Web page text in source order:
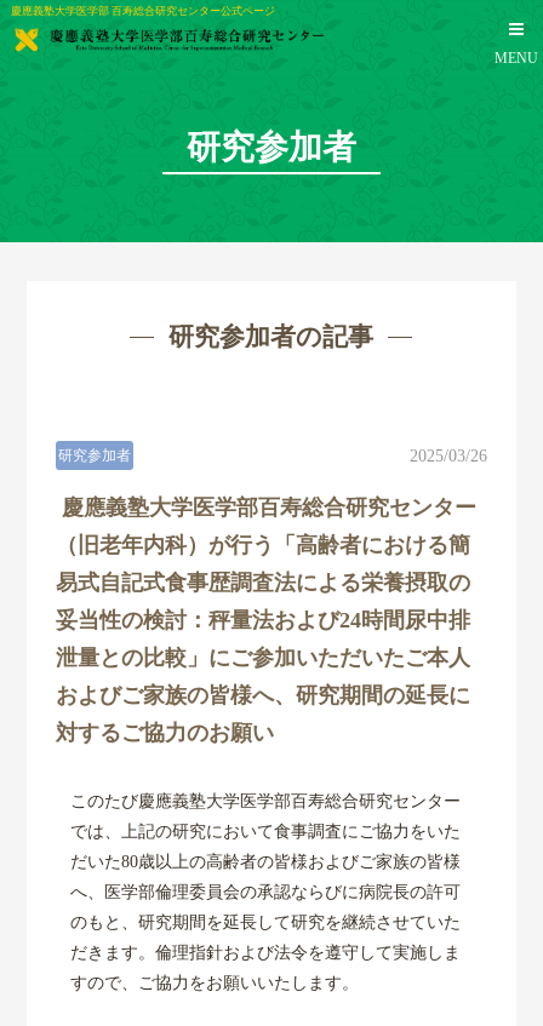
慶應義塾大学医学部 百寿総合研究センター公式ページ
MENU
研究参加者
研究参加者の記事
慶應義塾大学医学部百寿総合研究センター
（旧老年内科）が行う「高齢者における簡
易式自記式食事歴調査法による栄養摂取の
妥当性の検討：秤量法および24時間尿中排
泄量との比較」にご参加いただいたご本人
およびご家族の皆様へ、研究期間の延長に
対するご協力のお願い
研究参加者 2025/03/26
このたび慶應義塾大学医学部百寿総合研究センター
では、上記の研究において食事調査にご協力をいた
だいた80歳以上の高齢者の皆様およびご家族の皆様
へ、医学部倫理委員会の承認ならびに病院長の許可
のもと、研究期間を延長して研究を継続させていた
だきます。倫理指針および法令を遵守して実施しま
すので、ご協力をお願いいたします。
センター概要
研究活動
共同研究
研究成果
各種リンク